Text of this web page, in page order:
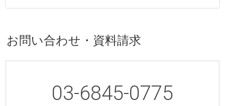
お問い合わせ・資料請求
03-6845-0775